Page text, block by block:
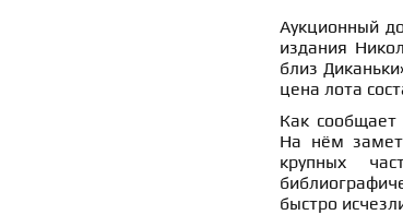
Аукционный
издания
близ
цена лота
Как сообщает
На нём
крупных
быстро